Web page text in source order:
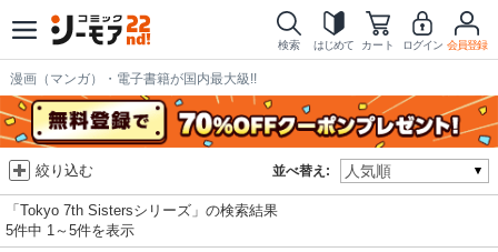
検索 はじめて カート ログイン 会員登録
漫画（マンガ）・電子書籍が国内最大級!!
並べ替え:
絞り込む
「Tokyo 7th Sistersシリーズ」の検索結果
5件中 1～5件を表示